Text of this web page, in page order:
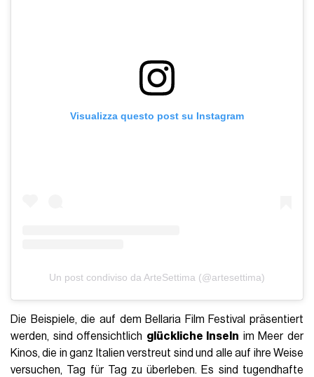
Visualizza questo post su Instagram
Un post condiviso da ArteSettima (@artesettima)
Die Beispiele, die auf dem Bellaria Film Festival präsentiert
werden, sind offensichtlich glückliche Inseln im Meer der
Kinos, die in ganz Italien verstreut sind und alle auf ihre Weise
versuchen, Tag für Tag zu überleben. Es sind tugendhafte